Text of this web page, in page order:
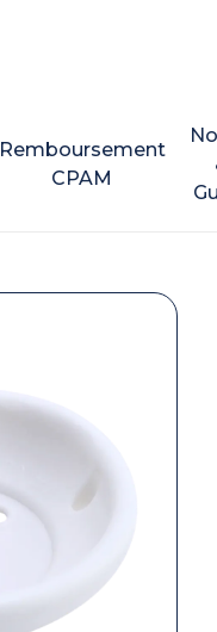
Remboursement
CPAM